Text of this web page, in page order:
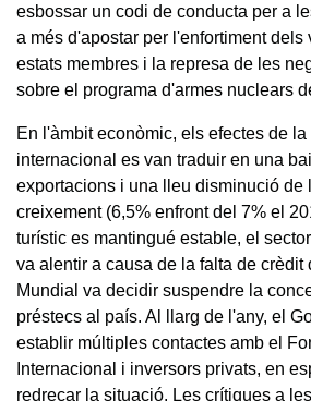
esbossar un codi de conducta per a
a més d'apostar per l'enfortiment dels
estats membres i la represa de les
sobre el programa d'armes nuclears
En l'àmbit econòmic, els efectes de
internacional es van traduir en una
exportacions i una lleu disminució de
creixement (6,5% enfront del 7% el
turístic es mantingué estable, el
va alentir a causa de la falta de crèdit
Mundial va decidir suspendre la
préstecs al país. Al llarg de l'any, el
establir múltiples contactes amb el
Internacional i inversors privats, en
redreçar la situació. Les crítiques a